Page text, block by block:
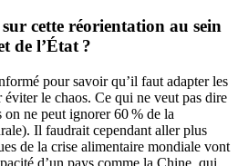
cette réorientation au sein
de l’État ?
pour savoir qu’il faut adapter les
le chaos. Ce qui ne veut pas dire
on ne peut ignorer 60 % de la
Il faudrait cependant aller plus
de la crise alimentaire mondiale vont
d’un pays comme la Chine, qui